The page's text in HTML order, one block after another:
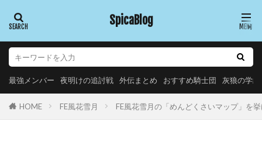
SpicaBlog
最強メンバー 夜明けの追討戦 外伝まとめ おすすめ騎士団 灰狼の学級
HOME FE風花雪月 FE風花雪月の「めんどくさいマップ」を